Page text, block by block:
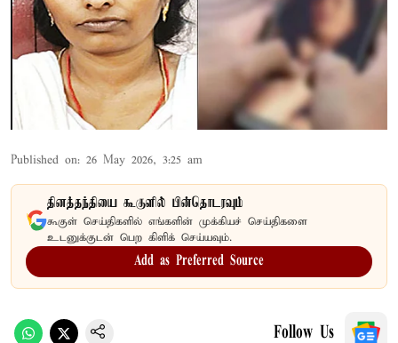
Published on: 26 May 2026, 3:25 am
தினத்தந்தியை கூகுளில் பின்தொடரவும்
கூகுள் செய்திகளில் எங்களின் முக்கியச் செய்திகளை
உடனுக்குடன் பெற கிளிக் செய்யவும்.
Add as Preferred Source
Follow Us